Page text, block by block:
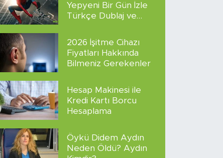
Yepyeni Bir Gün İzle
Türkçe Dublaj ve
2026 İşitme Cihazı
Fiyatları Hakkında
Bilmeniz Gerekenler
Hesap Makinesi ile
Kredi Kartı Borcu
Hesaplama
Öykü Didem Aydın
Neden Öldü? Aydın